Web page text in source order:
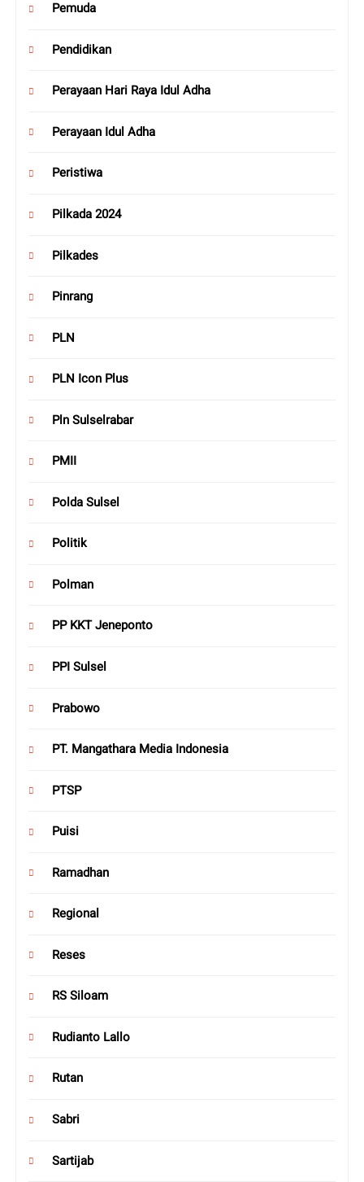
Pemuda
Pendidikan
Perayaan Hari Raya Idul Adha
Perayaan Idul Adha
Peristiwa
Pilkada 2024
Pilkades
Pinrang
PLN
PLN Icon Plus
Pln Sulselrabar
PMII
Polda Sulsel
Politik
Polman
PP KKT Jeneponto
PPI Sulsel
Prabowo
PT. Mangathara Media Indonesia
PTSP
Puisi
Ramadhan
Regional
Reses
RS Siloam
Rudianto Lallo
Rutan
Sabri
Sartijab